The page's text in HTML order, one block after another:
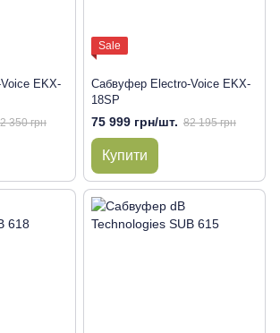
EKX-
350 грн
Sale
Сабвуфер Electro-Voice EKX-
18SP
75 999 грн/шт. 82 195 грн
Купити